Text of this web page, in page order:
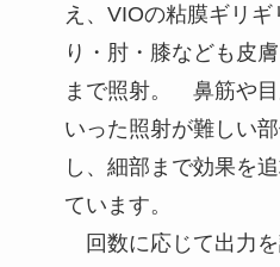
え、VIOの粘膜ギリ
り・肘・膝なども皮
まで照射。 鼻筋や目
いった照射が難しい
し、細部まで効果を
ています。
回数に応じて出力